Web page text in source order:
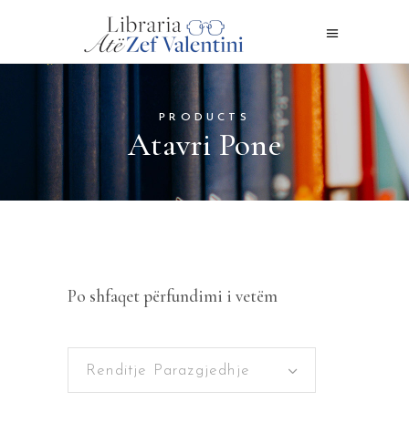
PRODUCTS
Atavri Pone
Po shfaqet përfundimi i vetëm
Renditje Parazgjedhje